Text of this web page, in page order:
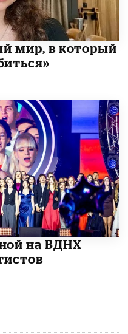
мир, в который
на ВДНХ